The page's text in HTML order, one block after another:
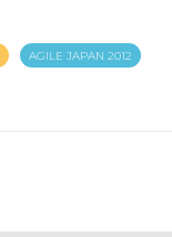
AGILE JAPAN 2012